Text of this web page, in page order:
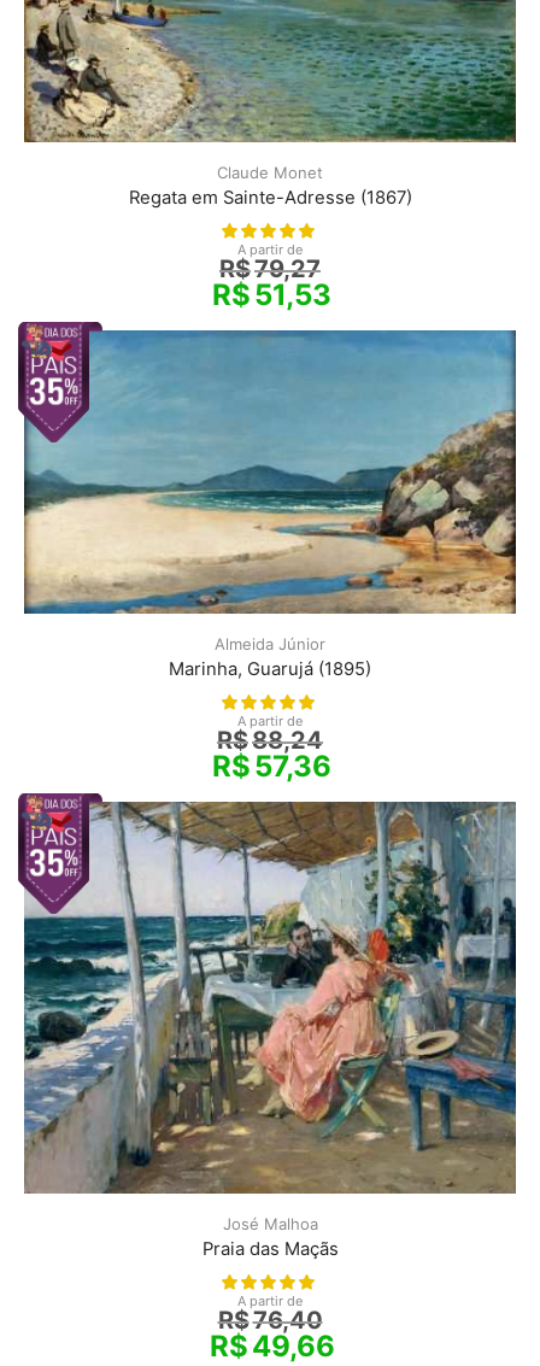
Claude Monet
Regata em Sainte-Adresse (1867)
A partir de
R$79,27
R$51,53
Almeida Júnior
Marinha, Guarujá (1895)
A partir de
R$88,24
R$57,36
José Malhoa
Praia das Maçãs
A partir de
R$76,40
R$49,66